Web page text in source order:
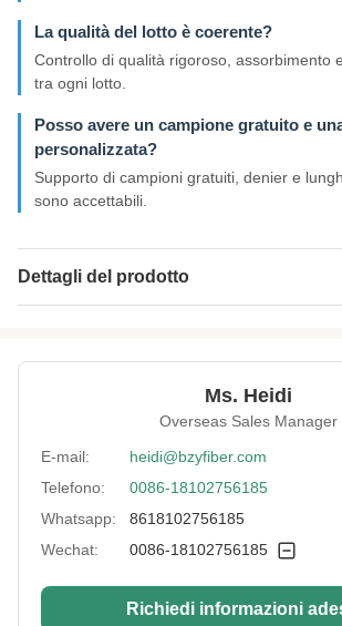
La qualità del lotto è coerente?
Controllo di qualità rigoroso, assorbimento
tra ogni lotto.
Posso avere un campione gratuito e
personalizzata?
Supporto di campioni gratuiti, denier e
sono accettabili.
Dettagli del prodotto
Specification: 1,33 x 38 mm
Color: bianco
More Sizes: Personalizzabile
Ms. Heidi
Overseas Sales Manager
E-mail:
heidi@bzyfiber.com
Telefono:
0086-18102756185
Whatsapp:
8618102756185
Wechat:
0086-18102756185
Richiedi informazioni